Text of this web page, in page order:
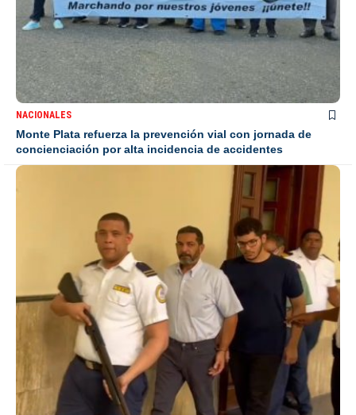
NACIONALES
Monte Plata refuerza la prevención vial con jornada de
concienciación por alta incidencia de accidentes